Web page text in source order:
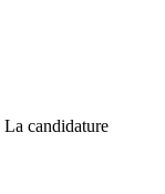
La candidature